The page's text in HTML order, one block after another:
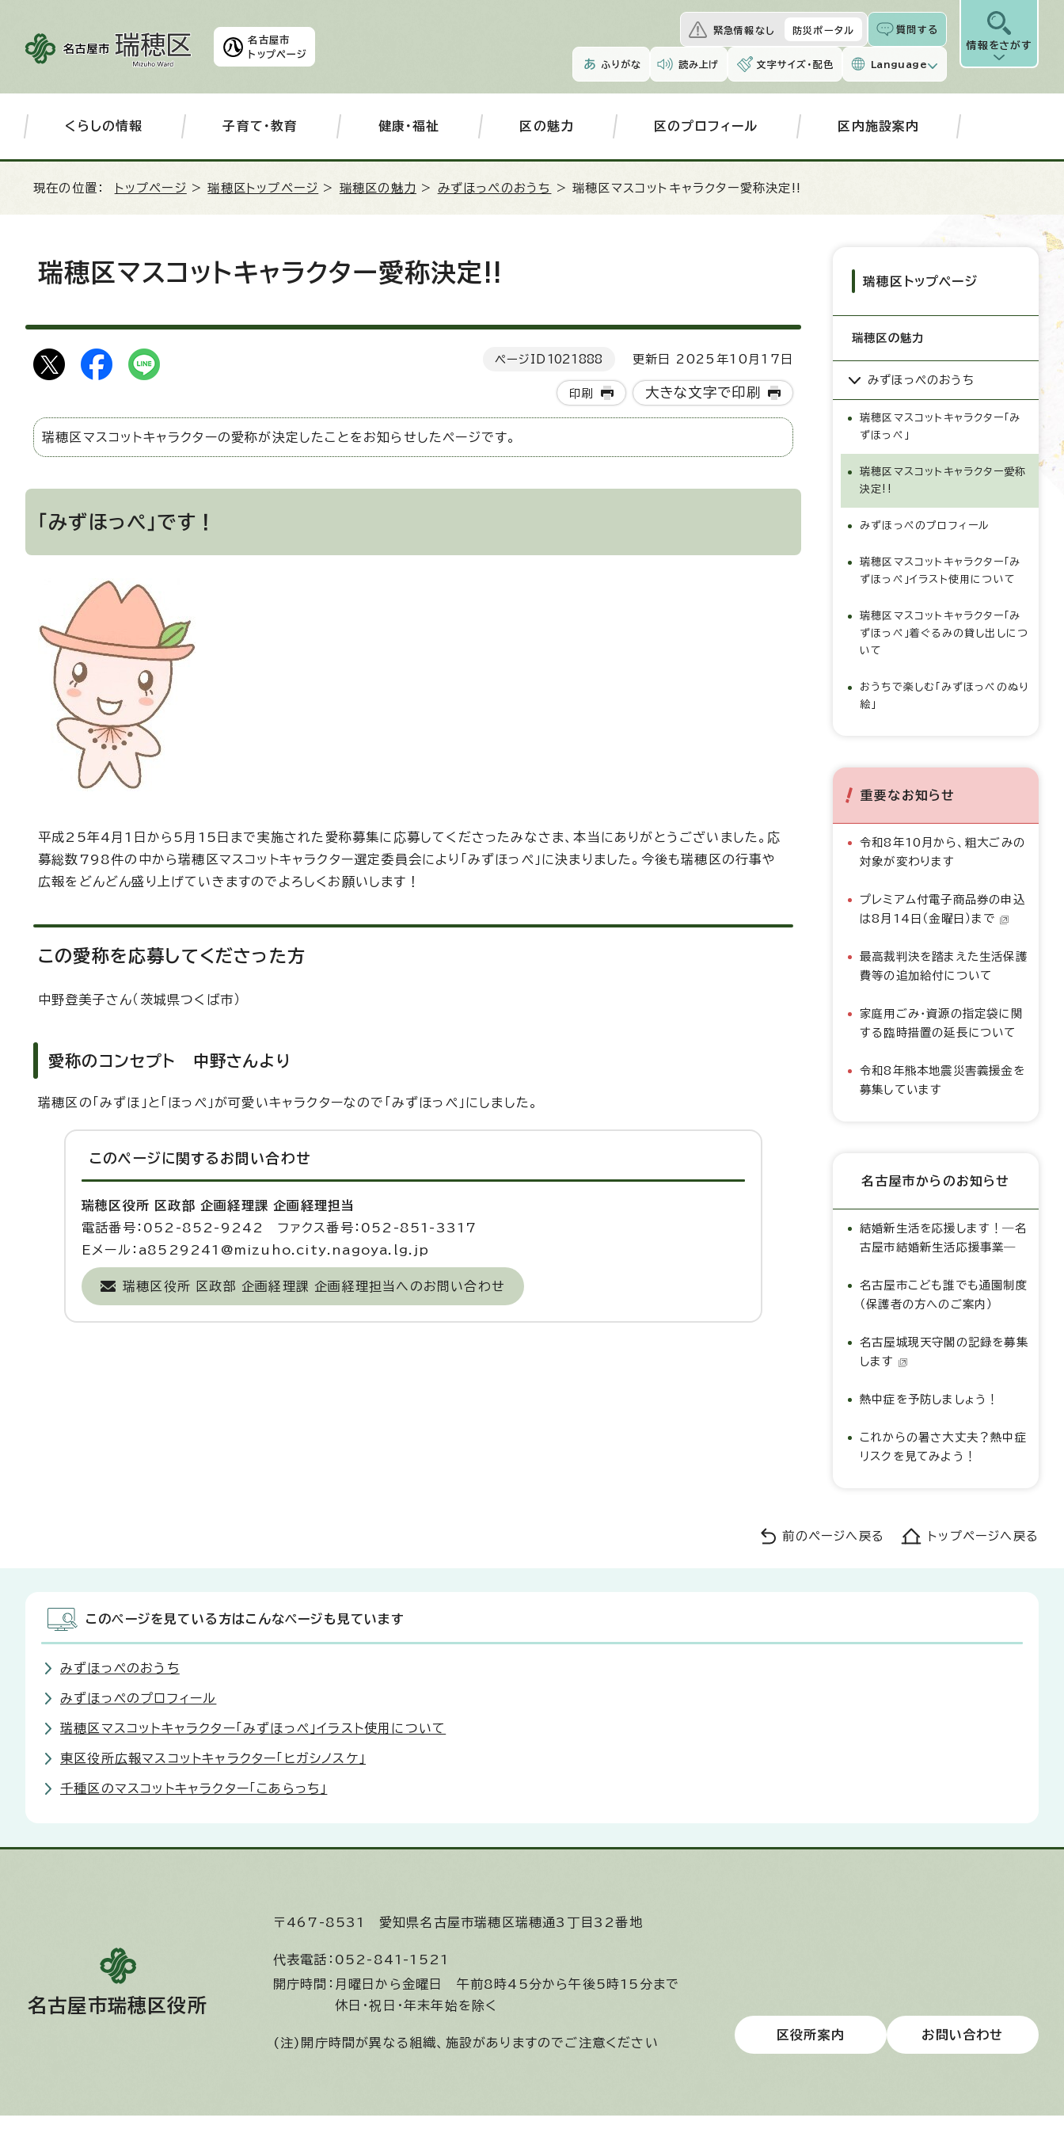
名古屋市
トップページ
緊急情報なし 防災ポータル 質問する
ふりがな 読み上げ 文字サイズ・配色 Language
情報をさがす
くらしの情報 子育て・教育 健康・福祉 区の魅力 区のプロフィール 区内施設案内
現在の位置： トップページ >瑞穂区トップページ > 瑞穂区の魅力 > みずほっぺのおうち > 瑞穂区マスコットキャラクター愛称決定!!
瑞穂区マスコットキャラクター愛称決定!!
ページID 1021888 更新日 2025年10月17日
印刷 大きな文字で印刷
瑞穂区マスコットキャラクターの愛称が決定したことをお知らせしたページです。
「みずほっぺ」です！
平成25年4月1日から5月15日まで実施された愛称募集に応募してくださったみなさま、本当にありがとうございました。応
募総数798件の中から瑞穂区マスコットキャラクター選定委員会により「みずほっぺ」に決まりました。今後も瑞穂区の行事や
広報をどんどん盛り上げていきますのでよろしくお願いします！
この愛称を応募してくださった方
中野登美子さん（茨城県つくば市）
愛称のコンセプト 中野さんより
瑞穂区の「みずほ」と「ほっぺ」が可愛いキャラクターなので「みずほっぺ」にしました。
このページに関する お問い合わせ
瑞穂区役所 区政部 企画経理課 企画経理担当
電話番号：052-852-9242 ファクス番号：052-851-3317
Eメール：a8529241@mizuho.city.nagoya.lg.jp
瑞穂区役所 区政部 企画経理課 企画経理担当へのお問い合わせ
瑞穂区トップページ
瑞穂区の魅力
みずほっぺのおうち
瑞穂区マスコットキャラクター「み
ずほっぺ」
瑞穂区マスコットキャラクター愛称
決定!!
みずほっぺのプロフィール
瑞穂区マスコットキャラクター「み
ずほっぺ」イラスト使用について
瑞穂区マスコットキャラクター「み
ずほっぺ」着ぐるみの貸し出しにつ
いて
おうちで楽しむ「みずほっぺのぬり
絵」
重要なお知らせ
令和8年10月から、粗大ごみの
対象が変わります
プレミアム付電子商品券の申込
は8月14日（金曜日）まで
最高裁判決を踏まえた生活保護
費等の追加給付について
家庭用ごみ・資源の指定袋に関
する臨時措置の延長について
令和8年熊本地震災害義援金を
募集しています
名古屋市からのお知らせ
結婚新生活を応援します！―名
古屋市結婚新生活応援事業―
名古屋市こども誰でも通園制度
（保護者の方へのご案内）
名古屋城現天守閣の記録を募集
します
熱中症を予防しましょう！
これからの暑さ大丈夫？熱中症
リスクを見てみよう！
前のページへ戻る トップページへ戻る
このページを見ている方はこんなページも見ています
みずほっぺのおうち
みずほっぺのプロフィール
瑞穂区マスコットキャラクター「みずほっぺ」イラスト使用について
東区役所広報マスコットキャラクター「ヒガシノスケ」
千種区のマスコットキャラクター「こあらっち」
名古屋市瑞穂区役所
〒467-8531 愛知県名古屋市瑞穂区瑞穂通3丁目32番地
代表電話： 052-841-1521
開庁時間： 月曜日から金曜日 午前8時45分から午後5時15分まで
休日・祝日・年末年始を除く
(注)開庁時間が異なる組織、施設がありますのでご注意ください
区役所案内 お問い合わせ